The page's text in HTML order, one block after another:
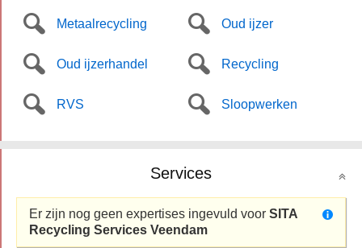
Metaalrecycling Oud ijzer
Oud ijzerhandel Recycling
RVS Sloopwerken
Services
Er zijn nog geen expertises ingevuld voor SITA
Recycling Services Veendam